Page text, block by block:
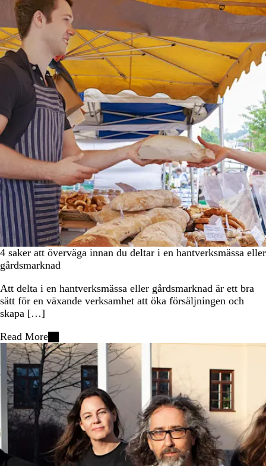
4 saker att överväga innan du deltar i en hantverksmässa eller
gårdsmarknad
Att delta i en hantverksmässa eller gårdsmarknad är ett bra
sätt för en växande verksamhet att öka försäljningen och
skapa […]
Read More